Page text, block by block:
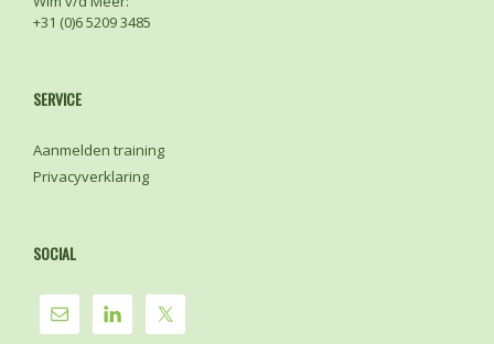
+31 (0)6 5209 3485
SERVICE
Aanmelden training
Privacyverklaring
SOCIAL